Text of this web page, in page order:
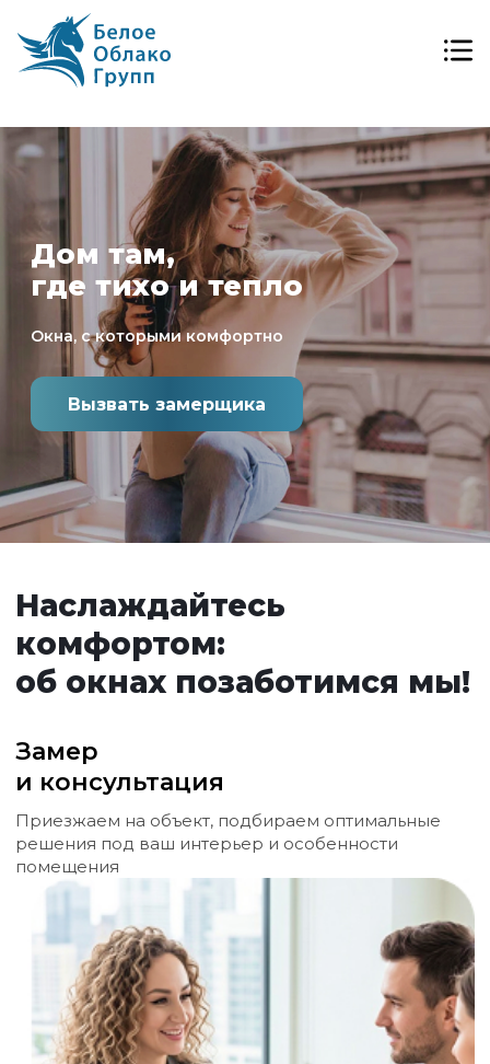
Дом там,
где тихо и тепло
Окна, с которыми комфортно
Вызвать замерщика
Наслаждайтесь
комфортом:
об окнах позаботимся мы!
Замер
и консультация
Приезжаем на объект, подбираем оптимальные
решения под ваш интерьер и особенности
помещения